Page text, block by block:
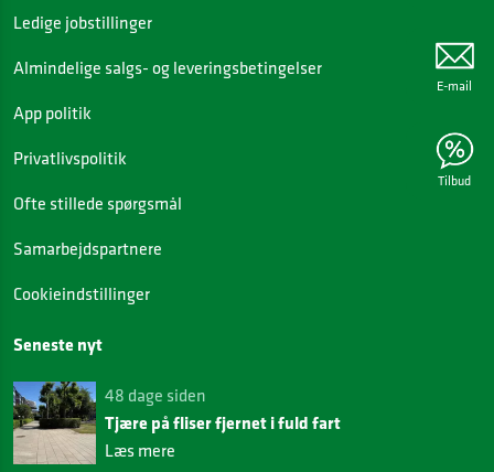
E-mail
Tilbud
Ledige jobstillinger
Almindelige salgs- og leveringsbetingelser
App politik
Privatlivspolitik
Ofte stillede spørgsmål
Samarbejdspartnere
Cookieindstillinger
Seneste nyt
48 dage siden
Tjære på fliser fjernet i fuld fart
Læs mere